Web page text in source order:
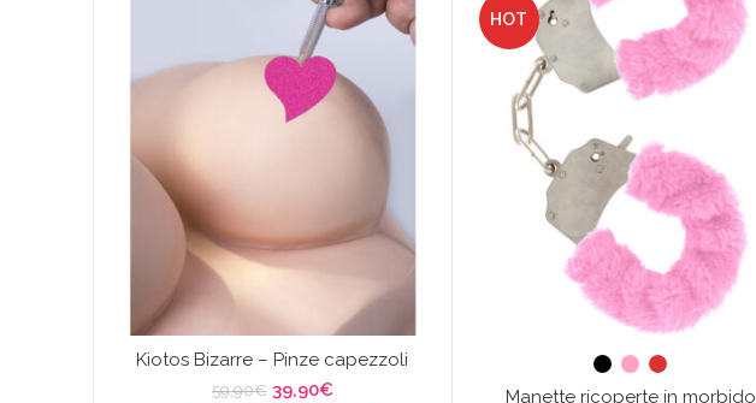
Kiotos Bizarre – Pinze capezzoli
59,90€ Il
39,90€Il
HOT
Manette ricoperte in morbido